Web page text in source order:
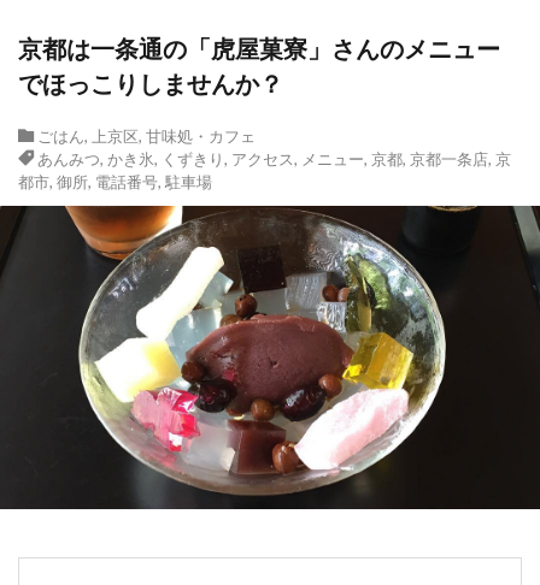
京都は一条通の「虎屋菓寮」さんのメニュー
でほっこりしませんか？
ごはん, 上京区, 甘味処・カフェ
あんみつ, かき氷, くずきり, アクセス, メニュー, 京都, 京都一条店, 京
都市, 御所, 電話番号, 駐車場